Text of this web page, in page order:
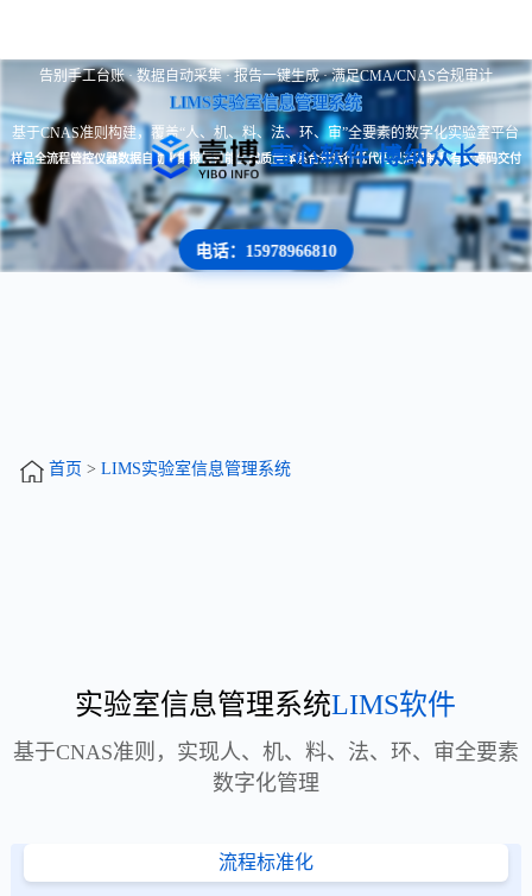
壹心软件 博纳众长
告别手工台账 · 数据自动采集 · 报告一键生成 · 满足CMA/CNAS合规审计
LIMS实验室信息管理系统
基于CNAS准则构建，覆盖“人、机、料、法、环、审”全要素的数字化实验室平台
样品全流程管控仪器数据自动采集 报告智能生成质量体系合规运行低代码灵活定制私有化源码交付
电话：15978966810
首页 > LIMS实验室信息管理系统
实验室信息管理系统LIMS软件
基于CNAS准则，实现人、机、料、法、环、审全要素
数字化管理
流程标准化